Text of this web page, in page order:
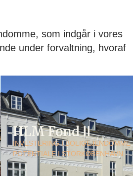
som indgår i vores
under forvaltning, hvoraf
HLM Fond ⅠⅠ
INVESTERING I BOLIGEJENDOMME
POTENTIALE I STORKØBENHAVN.